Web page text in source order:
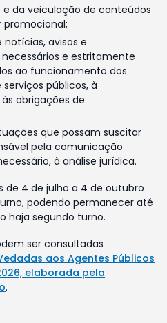
da veiculação de conteúdos
avisos e
e estritamente
ao funcionamento dos
públicos, à
obrigações de
que possam suscitar
pela comunicação
à análise jurídica.
de 4 de julho a 4 de outubro
podendo permanecer até
haja segundo turno.
ser consultadas
aos Agentes Públicos
elaborada pela
.